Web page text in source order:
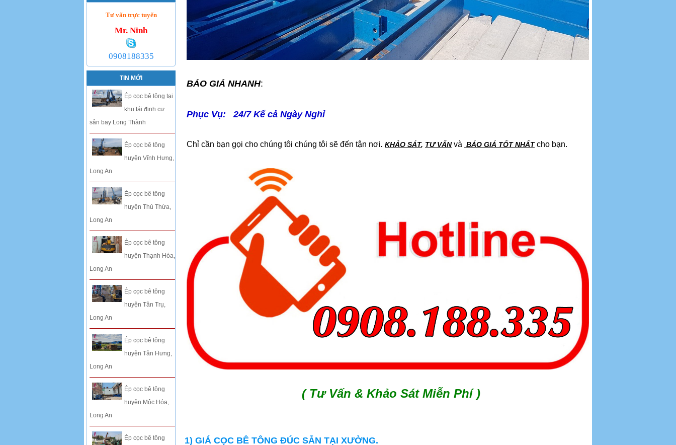
Tư vấn trực tuyến
Mr. Ninh
0908188335
TIN MỚI
Ép cọc bê tông tại
khu tái định cư
sân bay Long Thành
Ép cọc bê tông
huyện Vĩnh Hưng,
Long An
Ép cọc bê tông
huyện Thủ Thừa,
Long An
Ép cọc bê tông
huyện Thạnh Hóa,
Long An
Ép cọc bê tông
huyện Tân Trụ,
Long An
Ép cọc bê tông
huyện Tân Hưng,
Long An
Ép cọc bê tông
huyện Mộc Hóa,
Long An
Ép cọc bê tông
BÁO GIÁ NHANH:
Phục Vụ: 24/7 Kể cả Ngày Nghỉ
Chỉ cần bạn gọi cho chúng tôi chúng tôi sẽ đến tận nơi. KHẢO SÁT, TƯ VẤN và BÁO GIÁ TỐT NHẤTcho bạn.
( Tư Vấn & Khảo Sát Miễn Phí )
1) GIÁ CỌC BÊ TÔNG ĐÚC SẴN TẠI XƯỞNG.